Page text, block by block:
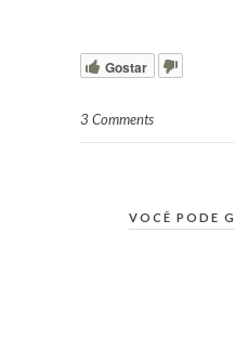
Gostar
3 Comments
VOCÊ PODE